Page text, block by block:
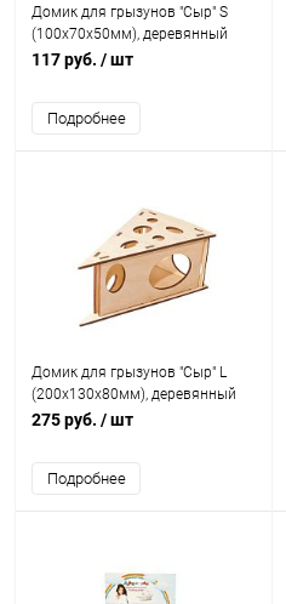
Домик для грызунов "Сыр" S
(100х70х50мм), деревянный
117 руб. / шт
Подробнее
Домик для грызунов "Сыр" L
(200х130х80мм), деревянный
275 руб. / шт
Подробнее